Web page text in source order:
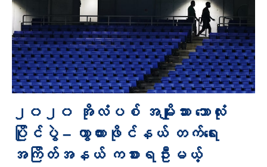
၂၀၂၀ အိုလံပစ် အမျိုးသား ဘောလုံး
ပြိုင်ပွဲ – ကွာတားဖိုင်နယ် တက်ရေး
အကြိတ်အနယ် ကစားရဦးမယ့်